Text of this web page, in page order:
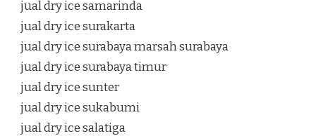
jual dry ice samarinda
jual dry ice surakarta
jual dry ice surabaya marsah surabaya
jual dry ice surabaya timur
jual dry ice sunter
jual dry ice sukabumi
jual dry ice salatiga